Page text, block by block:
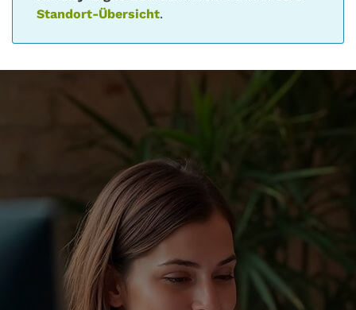
Standort-Übersicht.